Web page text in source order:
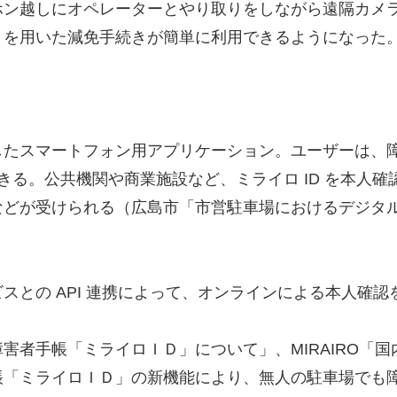
越しにオペレーターとやり取りをしながら遠隔カ
用いた減免手続きが簡単に利用できるようになった
スマートフォン用アプリケーション。ユーザーは
る。公共機関や商業施設など、ミライロ ID を本人
が受けられる（広島市「市営駐車場におけるデジタ
との API 連携によって、オンラインによる本人確認
者手帳「ミライロＩＤ」について」、MIRAIRO「
ミライロＩＤ」の新機能により、無人の駐車場で